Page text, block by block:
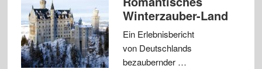
Winterzauber-Land
Ein Erlebnisbericht
von Deutschlands
bezaubernder …